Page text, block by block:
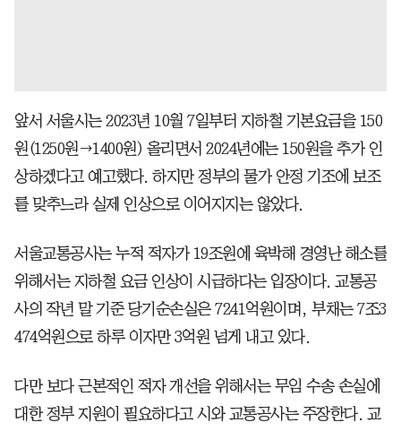
앞서 서울시는 2023년 10월 7일부터 지하철 기본요금을 150
원(1250원→1400원) 올리면서 2024년에는 150원을 추가 인
상하겠다고 예고했다. 하지만 정부의 물가 안정 기조에 보조
를 맞추느라 실제 인상으로 이어지지는 않았다.
서울교통공사는 누적 적자가 19조원에 육박해 경영난 해소를
위해서는 지하철 요금 인상이 시급하다는 입장이다. 교통공
사의 작년 말 기준 당기순손실은 7241억원이며, 부채는 7조3
474억원으로 하루 이자만 3억원 넘게 내고 있다.
다만 보다 근본적인 적자 개선을 위해서는 무임 수송 손실에
대한 정부 지원이 필요하다고 시와 교통공사는 주장한다. 교